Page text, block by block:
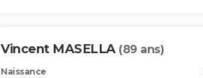
Vincent MASELLA (89 ans)
Naissance